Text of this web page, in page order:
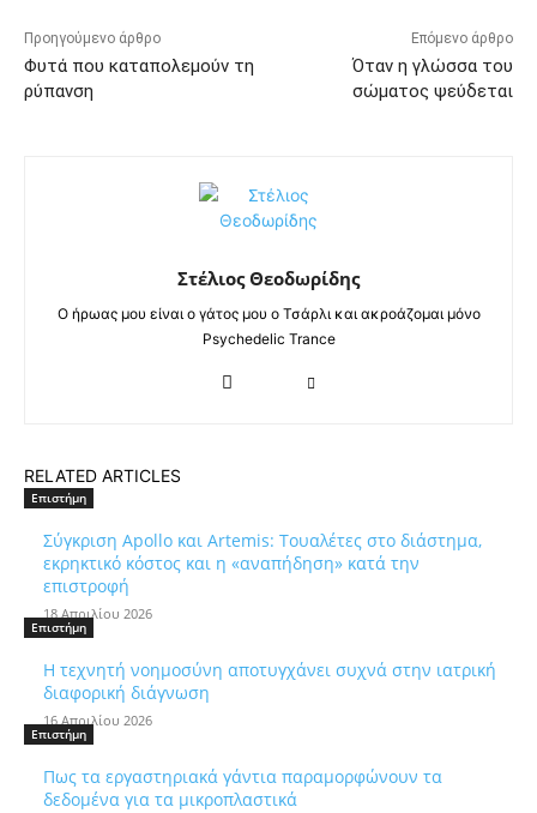
Προηγούμενο άρθρο
Φυτά που καταπολεμούν τη
ρύπανση
Επόμενο άρθρο
Όταν η γλώσσα του
σώματος ψεύδεται
Στέλιος Θεοδωρίδης
Ο ήρωας μου είναι ο γάτος μου ο Τσάρλι και ακροάζομαι μόνο
Psychedelic Trance
RELATED ARTICLES
Επιστήμη
Σύγκριση Apollo και Artemis: Τουαλέτες στο διάστημα,
εκρηκτικό κόστος και η «αναπήδηση» κατά την
επιστροφή
18 Απριλίου 2026
Επιστήμη
Η τεχνητή νοημοσύνη αποτυγχάνει συχνά στην ιατρική
διαφορική διάγνωση
16 Απριλίου 2026
Επιστήμη
Πως τα εργαστηριακά γάντια παραμορφώνουν τα
δεδομένα για τα μικροπλαστικά